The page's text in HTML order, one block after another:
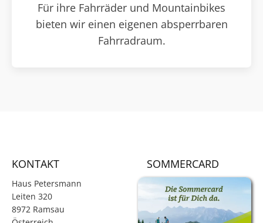
Für ihre Fahrräder und Mountainbikes
bieten wir einen eigenen absperrbaren
Fahrradraum.
KONTAKT
Haus Petersmann
Leiten 320
8972 Ramsau
SOMMERCARD